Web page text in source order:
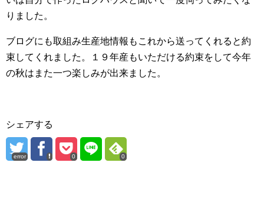
りました。
ブログにも取組み生産地情報もこれから送ってくれると約
束してくれました。１９年産もいただける約束をして今年
の秋はまた一つ楽しみが出来ました。
シェアする
error 0 0